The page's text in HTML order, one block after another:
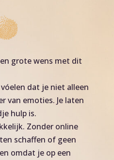
grote wens met dit
dat je niet alleen
van emoties. Je laten
hulp is.
Zonder online
schaffen of geen
omdat je op een